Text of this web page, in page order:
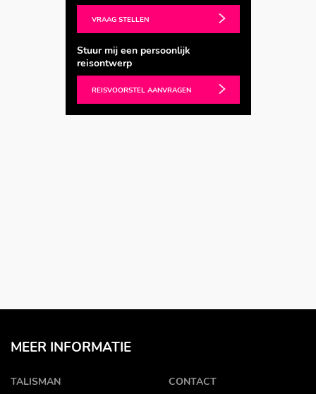
VRAAG STELLEN
Stuur mij een persoonlijk
reisontwerp
REISVOORSTEL AANVRAGEN
MEER INFORMATIE
TALISMAN
CONTACT